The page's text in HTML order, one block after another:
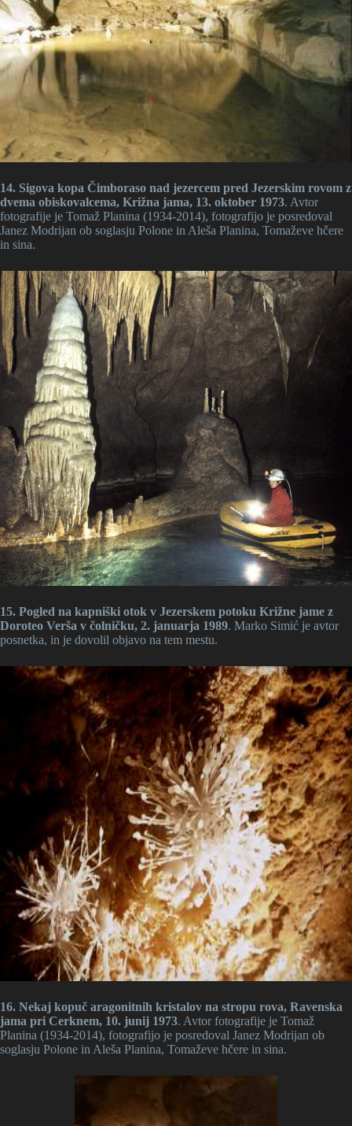
14. Sigova kopa Čimboraso nad jezercem pred Jezerskim rovom z
dvema obiskovalcema, Križna jama, 13. oktober 1973. Avtor
fotografije je Tomaž Planina (1934-2014), fotografijo je posredoval
Janez Modrijan ob soglasju Polone in Aleša Planina, Tomaževe hčere
in sina.
15. Pogled na kapniški otok v Jezerskem potoku Križne jame z
Doroteo Verša v čolničku, 2. januarja 1989. Marko Simić je avtor
posnetka, in je dovolil objavo na tem mestu.
16. Nekaj kopuč aragonitnih kristalov na stropu rova, Ravenska
jama pri Cerknem, 10. junij 1973. Avtor fotografije je Tomaž
Planina (1934-2014), fotografijo je posredoval Janez Modrijan ob
soglasju Polone in Aleša Planina, Tomaževe hčere in sina.